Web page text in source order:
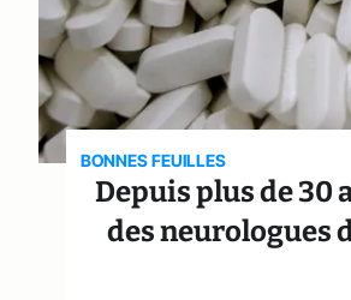
BONNES FEUILLES
Depuis plus de 30
des neurologues